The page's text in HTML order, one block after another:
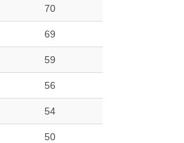
70
69
59
56
54
50